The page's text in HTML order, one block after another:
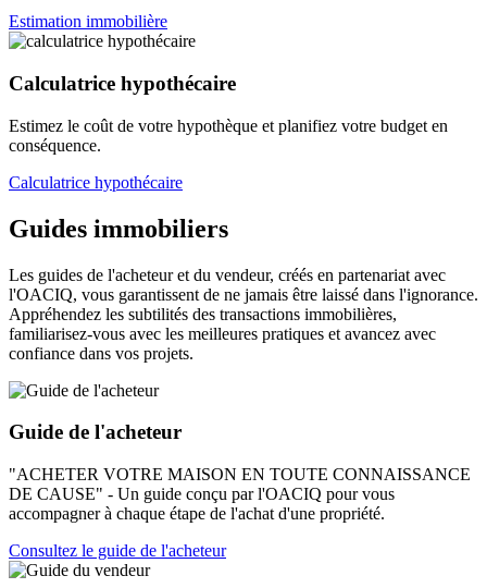
Estimation immobilière
Calculatrice hypothécaire
Estimez le coût de votre hypothèque et planifiez votre budget en
conséquence.
Calculatrice hypothécaire
Guides immobiliers
Les guides de l'acheteur et du vendeur, créés en partenariat avec
l'OACIQ, vous garantissent de ne jamais être laissé dans l'ignorance.
Appréhendez les subtilités des transactions immobilières,
familiarisez-vous avec les meilleures pratiques et avancez avec
confiance dans vos projets.
Guide de l'acheteur
"ACHETER VOTRE MAISON EN TOUTE CONNAISSANCE
DE CAUSE" - Un guide conçu par l'OACIQ pour vous
accompagner à chaque étape de l'achat d'une propriété.
Consultez le guide de l'acheteur